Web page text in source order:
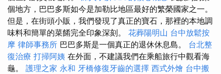
個地方，巴巴多斯如今是加勒比地區最好的繁榮國家之一。
但是，在街頭小販，我們發現了真正的寶石，那裡的本地調
味料和簡單的菜餚完全印象深刻。 花葬陽明山 台中放鬆按
摩 律師事務所 巴巴多斯是一個真正的退休休息島。 台北整
復治療 打掃阿姨 在外面，不建議我們在乘船旅行中觀看海
龜。 護理之家 永和 牙橋修復牙齒的選擇 西式外燴 台中搬